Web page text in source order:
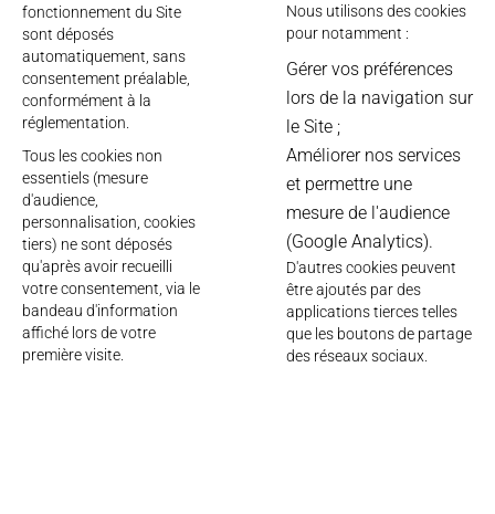
fonctionnement du Site
sont déposés
automatiquement, sans
consentement préalable,
conformément à la
réglementation.
Tous les cookies non
essentiels (mesure
d'audience,
personnalisation, cookies
tiers) ne sont déposés
qu'après avoir recueilli
votre consentement, via le
bandeau d'information
affiché lors de votre
première visite.
Nous utilisons des cookies
pour notamment :
Gérer vos préférences
lors de la navigation sur
le Site ;
Améliorer nos services
et permettre une
mesure de l'audience
(Google Analytics).
D'autres cookies peuvent
être ajoutés par des
applications tierces telles
que les boutons de partage
des réseaux sociaux.